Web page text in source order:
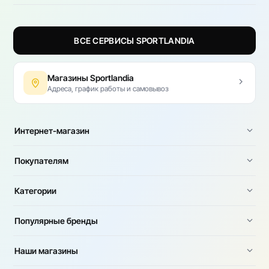
ВСЕ СЕРВИСЫ SPORTLANDIA
Магазины Sportlandia
Адреса, график работы и самовывоз
Интернет-магазин
Покупателям
Категории
Популярные бренды
Наши магазины